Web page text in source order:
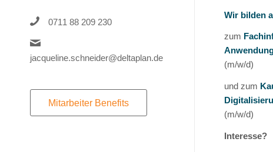
0711 88 209 230
jacqueline.schneider@deltaplan.de
Mitarbeiter Benefits
Wir bilden
zum
(m/w/d)
und zum
(m/w/d)
Interesse?